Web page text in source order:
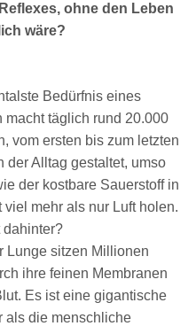
ohne den Leben
wäre?
Bedürfnis eines
macht täglich rund 20.000
vom ersten bis zum letzten
der Alltag gestaltet, umso
der kostbare Sauerstoff in
mehr als nur Luft holen.
dahinter?
Lunge sitzen Millionen
ihre feinen Membranen
Es ist eine gigantische
als die menschliche